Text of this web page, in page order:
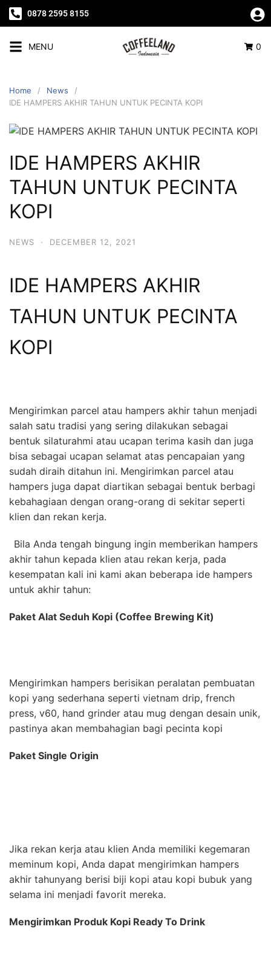
0878 2595 8155
MENU 0
Home
News
IDE HAMPERS AKHIR TAHUN UNTUK PECINTA KOPI
IDE HAMPERS AKHIR
TAHUN UNTUK PECINTA
KOPI
NEWS · DECEMBER 12, 2021
IDE HAMPERS AKHIR
TAHUN UNTUK PECINTA
KOPI
Mengirimkan parcel atau hampers akhir tahun menjadi
salah satu tradisi yang sering dilakukan sebagai
bentuk silaturahmi atau ucapan terima kasih dan juga
bisa sebagai ucapan selamat atas pencapaian yang
sudah diraih ditahun ini. Mengirimkan parcel atau
hampers juga dapat diartikan sebagai bentuk berbagi
kebahagiaan dengan orang-orang di sekitar seperti
klien dan rekan kerja.
Bila Anda tengah bingung ingin memberikan hampers
akhir tahun kepada klien atau rekan kerja, pada
kesempatan kali ini kami akan beberapa ide hampers
untuk akhir tahun:
Paket Alat Seduh Kopi (Coffee Brewing Kit)
Mengirimkan hampers berisikan peralatan pembuatan
kopi yang sederhana seperti vietnam drip, french
press, v60, hand grinder atau mug dengan desain unik,
pastinya akan membahagian bagi pecinta kopi
Paket Single Origin
Jika rekan kerja atau klien Anda memiliki kegemaran
meminum kopi, Anda dapat mengirimkan hampers
akhir tahunyang berisi biji kopi atau kopi bubuk yang
selama ini menjadi favorit mereka.
Mengirimkan Produk Kopi Ready To Drink